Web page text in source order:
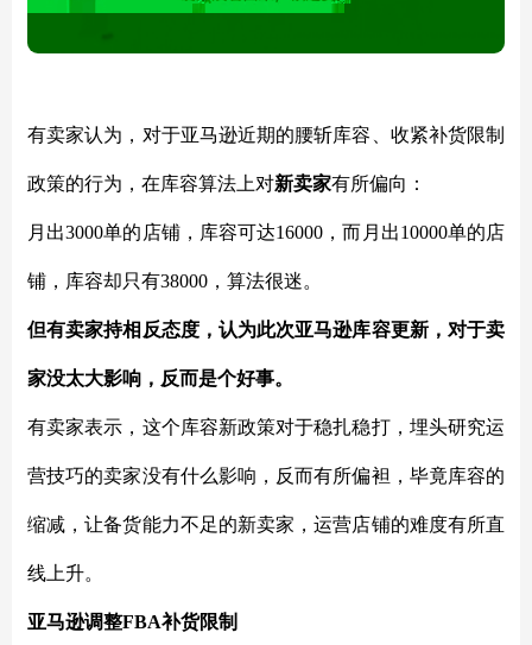
有卖家认为，对于亚马逊近期的腰斩库容、收紧补货限制
政策的行为，在库容算法上对新卖家有所偏向：
月出3000单的店铺，库容可达16000，而月出10000单的店
铺，库容却只有38000，算法很迷。
但有卖家持相反态度，认为此次亚马逊库容更新，对于卖
家没太大影响，反而是个好事。
有卖家表示，这个库容新政策对于稳扎稳打，埋头研究运
营技巧的卖家没有什么影响，反而有所偏袒，毕竟库容的
缩减，让备货能力不足的新卖家，运营店铺的难度有所直
线上升。
亚马逊调整FBA补货限制